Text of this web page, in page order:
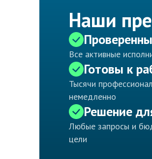
Наши
Все активные
Готовы к
Тысячи
немедленно
Решение
Любые запросы и
цели